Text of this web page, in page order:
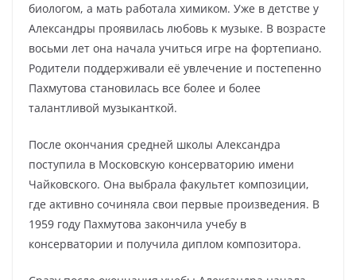
биологом, а мать работала химиком. Уже в детстве у
Александры проявилась любовь к музыке. В возрасте
восьми лет она начала учиться игре на фортепиано.
Родители поддерживали её увлечение и постепенно
Пахмутова становилась все более и более
талантливой музыканткой.
После окончания средней школы Александра
поступила в Московскую консерваторию имени
Чайковского. Она выбрала факультет композиции,
где активно сочиняла свои первые произведения. В
1959 году Пахмутова закончила учебу в
консерватории и получила диплом композитора.